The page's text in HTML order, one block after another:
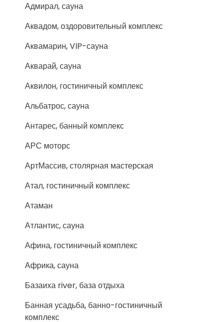
Адмирал, сауна
Аквадом, оздоровительный комплекс
Аквамарин, VIP-сауна
Акварай, сауна
Аквилон, гостиничный комплекс
Альбатрос, сауна
Антарес, банный комплекс
АРС моторс
АртМассив, столярная мастерская
Атал, гостиничный комплекс
Атаман
Атлантис, сауна
Афина, гостиничный комплекс
Африка, сауна
Базаиха river, база отдыха
Банная усадьба, банно-гостиничный
комплекс